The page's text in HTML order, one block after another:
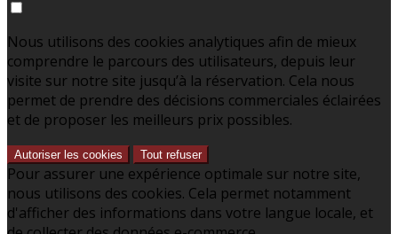
Nous utilisons des cookies analytiques afin de mieux
comprendre le parcours des utilisateurs, depuis leur
visite sur notre site jusqu’à la réservation. Cela nous
permet de prendre des décisions commerciales éclairées
et de proposer les meilleurs prix possibles.
Autoriser les cookies Tout refuser
Pour assurer une expérience optimale sur notre site,
nous utilisons des cookies. Cela permet notamment
d'afficher des informations dans votre langue locale, et